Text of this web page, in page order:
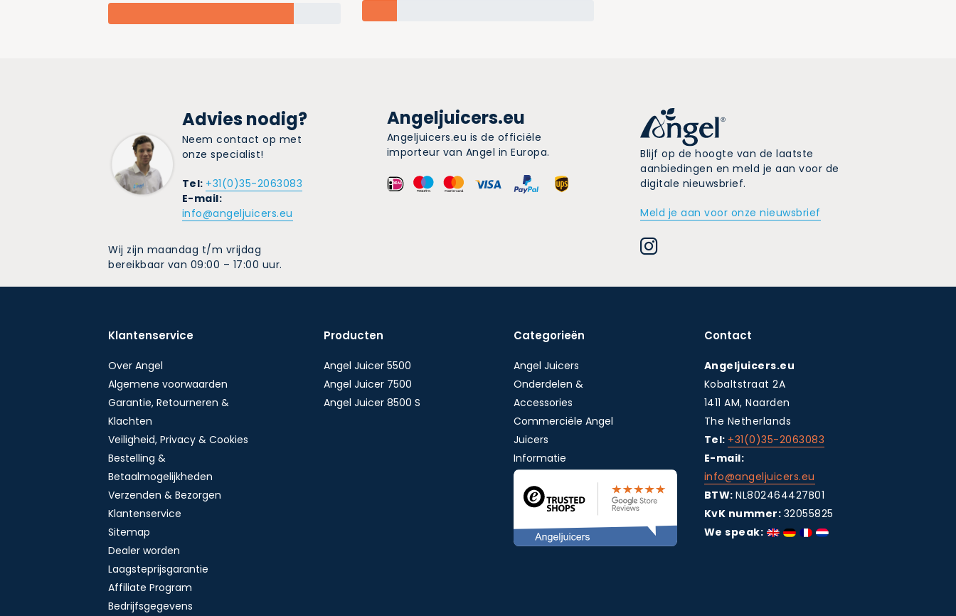
Advies nodig?
Neem contact op met
onze specialist!
Tel: +31(0)35-2063083
E-mail:
info@angeljuicers.eu
Wij zijn maandag t/m vrijdag
bereikbaar van 09:00 – 17:00 uur.
Angeljuicers.eu
Angeljuicers.eu is de officiële
importeur van Angel in Europa.
Blijf op de hoogte van de laatste
aanbiedingen en meld je aan voor de
digitale nieuwsbrief.
Meld je aan voor onze nieuwsbrief
Klantenservice
Over Angel
Algemene voorwaarden
Garantie, Retourneren &
Klachten
Veiligheid, Privacy & Cookies
Bestelling &
Betaalmogelijkheden
Verzenden & Bezorgen
Klantenservice
Sitemap
Dealer worden
Laagsteprijsgarantie
Affiliate Program
Bedrijfsgegevens
Producten
Angel Juicer 5500
Angel Juicer 7500
Angel Juicer 8500 S
Categorieën
Angel Juicers
Onderdelen &
Accessories
Commerciële Angel
Juicers
Informatie
Contact
Angeljuicers.eu
Kobaltstraat 2A
1411 AM, Naarden
The Netherlands
Tel: +31(0)35-2063083
E-mail:
info@angeljuicers.eu
BTW: NL802464427B01
KvK nummer: 32055825
We speak: